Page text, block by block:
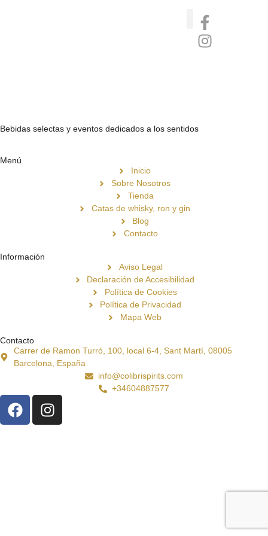
Bebidas selectas y eventos dedicados a los sentidos
Menú
Inicio
Sobre Nosotros
Tienda
Catas de whisky, ron y gin
Blog
Contacto
Información
Aviso Legal
Declaración de Accesibilidad
Política de Cookies
Política de Privacidad
Mapa Web
Contacto
Carrer de Ramon Turró, 100, local 6-4, Sant Martí, 08005
Barcelona, España
info@colibrispirits.com
+34604887577